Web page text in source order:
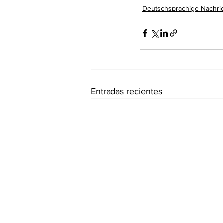
Deutschsprachige
Entradas recientes